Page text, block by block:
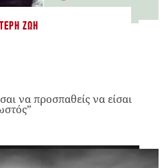
ΖΩΉ
να προσπαθείς να είσαι